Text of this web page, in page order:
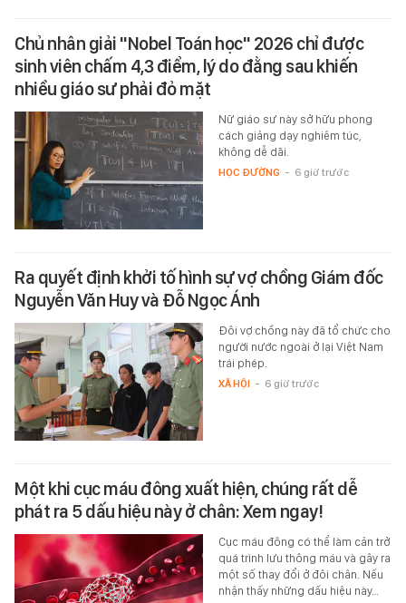
Chủ nhân giải "Nobel Toán học" 2026 chỉ được
sinh viên chấm 4,3 điểm, lý do đằng sau khiến
nhiều giáo sư phải đỏ mặt
Nữ giáo sư này sở hữu phong
cách giảng dạy nghiêm túc,
không dễ dãi.
HỌC ĐƯỜNG - 6 giờ trước
Ra quyết định khởi tố hình sự vợ chồng Giám đốc
Nguyễn Văn Huy và Đỗ Ngọc Ánh
Đôi vợ chồng này đã tổ chức cho
người nước ngoài ở lại Việt Nam
trái phép.
XÃ HỘI - 6 giờ trước
Một khi cục máu đông xuất hiện, chúng rất dễ
phát ra 5 dấu hiệu này ở chân: Xem ngay!
Cục máu đông có thể làm cản trở
quá trình lưu thông máu và gây ra
một số thay đổi ở đôi chân. Nếu
nhận thấy những dấu hiệu này…